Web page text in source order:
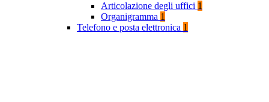
Articolazione degli uffici 1
Organigramma 1
Telefono e posta elettronica 1